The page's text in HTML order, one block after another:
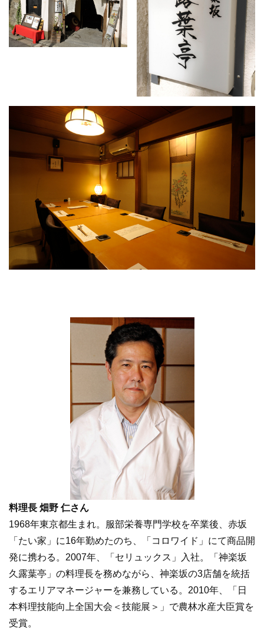
料理長 畑野 仁さん
1968年東京都生まれ。服部栄養専門学校を卒業後、赤坂
「たい家」に16年勤めたのち、「コロワイド」にて商品開
発に携わる。2007年、「セリュックス」入社。「神楽坂
久露葉亭」の料理長を務めながら、神楽坂の3店舗を統括
するエリアマネージャーを兼務している。2010年、「日
本料理技能向上全国大会＜技能展＞」で農林水産大臣賞を
受賞。